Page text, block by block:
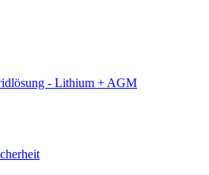
- Lithium + AGM